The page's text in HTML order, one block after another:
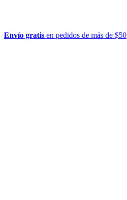
Envío gratis en pedidos de más de $50